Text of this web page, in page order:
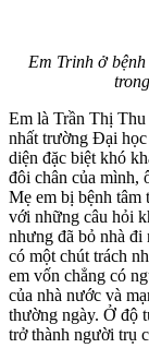
Em Trinh ở
Em là Trần Thị
nhất trường Đại
diện đặc biệt khó
đôi chân của mình,
Mẹ em bị bệnh tâm
với những câu hỏi
nhưng đã bỏ nhà
có một chút trách
em vốn chẳng có
của nhà nước và
thường ngày. Ở độ
trở thành người trụ